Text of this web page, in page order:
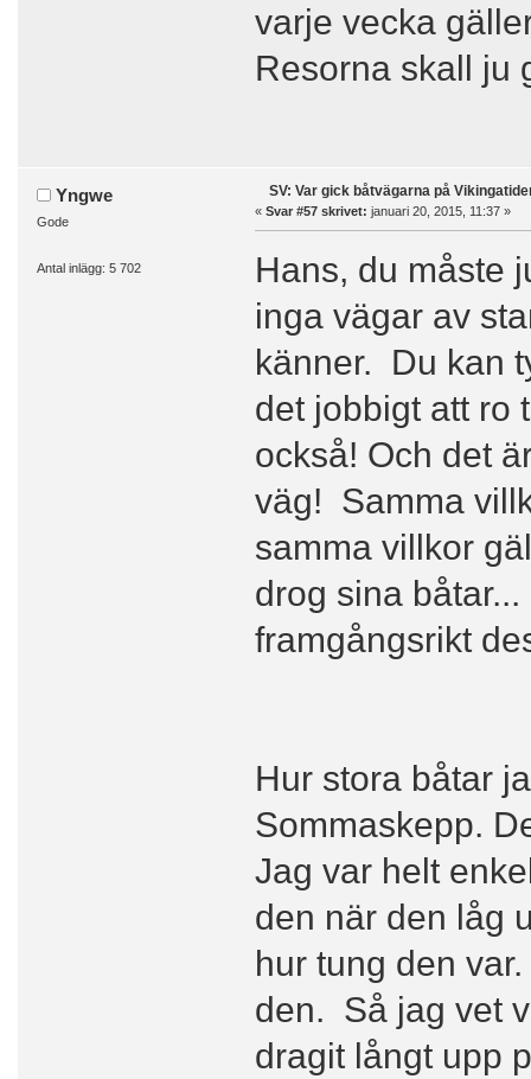
varje vecka
Resorna skall ju
Yngwe
Gode
Antal inlägg: 5 702
SV: Var gick båtvägarna på
« Svar #57 skrivet: januari 20, 2015, 11:37 »
Hans, du måste
inga vägar av
känner. Du kan
det jobbigt att ro
också! Och det
väg! Samma
samma villkor
drog sina
framgångsrikt
Hur stora båtar
Sommaskepp.
Jag var helt
den när den låg
hur tung den
den. Så jag vet
dragit långt upp